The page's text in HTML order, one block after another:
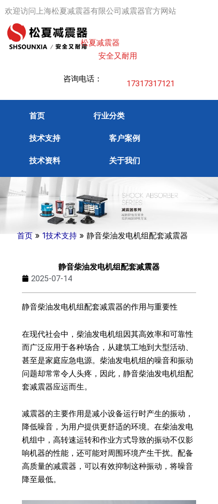
跳
欢迎访问上海松夏减震器有限公司减震器官方网站
松夏减震器
安全又耐用
咨询电话：
17317317121
首页 行业分类
技术支持 客户案例
技术资料 关于我们
首页 » 1技术支持 » 静音柴油发电机组配套减震器
静音柴油发电机组配套减震器
2025-07-14
静音柴油发电机组配套减震器的作用与重要性
在现代社会中，柴油发电机组因其高效率和可靠性
而广泛应用于各种场合，从建筑工地到大型活动、
甚至是家庭应急电源。柴油发电机组的噪音和振动
问题却常常令人头疼，因此，静音柴油发电机组配
套减震器应运而生。
减震器的主要作用是减小设备运行时产生的振动，
降低噪音，为用户提供更舒适的环境。在柴油发电
机组中，高转速运转和作业方式导致的振动不仅影
响机器的性能，还可能对周围环境产生干扰。配备
高质量的减震器，可以有效抑制这种振动，将噪音
降至最低。